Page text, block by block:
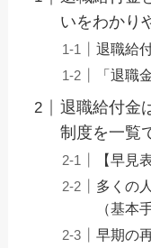
いをわかり
退職給
「退職
退職給付金
制度を一覧
【早見
多くの
（基本
早期の